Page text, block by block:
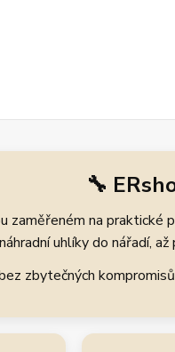
🔧
zaměřeném na
uhlíky do nářadí,
zbytečných